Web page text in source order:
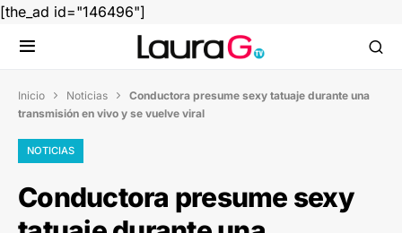
[the_ad id="146496"]
Inicio  Noticias  Conductora presume sexy tatuaje durante una
transmisión en vivo y se vuelve viral
NOTICIAS
Conductora presume sexy